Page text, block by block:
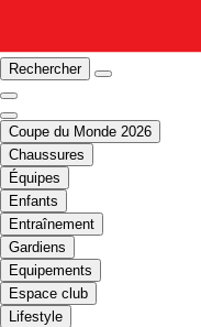
Rechercher
Coupe du Monde 2026
Chaussures
Équipes
Enfants
Entraînement
Gardiens
Equipements
Espace club
Lifestyle